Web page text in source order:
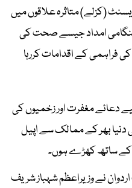
(کزلے) متاثرہ علاقوں میں
ہنگامی امداد جیسے صحت کی
کی فراہمی کے اقدامات کررہا
دعائے مغفرت اور زخمیوں کی
بھر کے ممالک سے اپیل
کے ساتھ کھڑے ہوں۔
نے وزیراعظم شہباز شریف